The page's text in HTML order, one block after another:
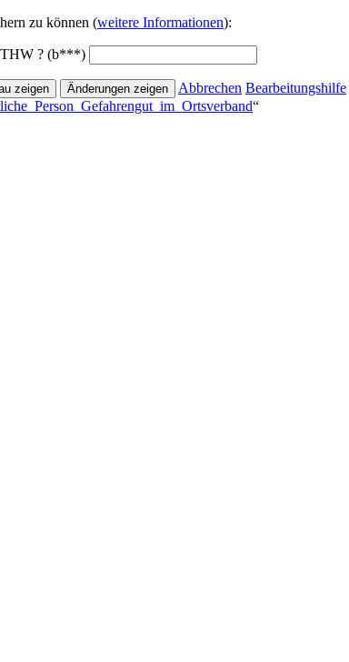
zu können (weitere Informationen):
THW ? (b***)
Abbrechen Bearbeitungshilfe
“